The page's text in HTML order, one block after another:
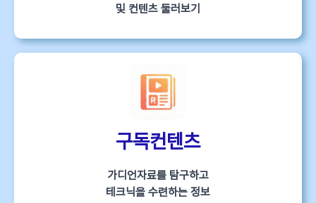
및 컨텐츠 둘러보기
구독컨텐츠
가디언자료를 탐구하고
테크닉을 수련하는 정보